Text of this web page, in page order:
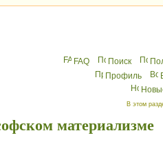
FAQ Поиск
Профиль
В этом
материализме